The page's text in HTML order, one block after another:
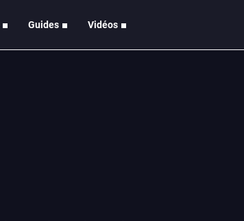
Guides Vidéos